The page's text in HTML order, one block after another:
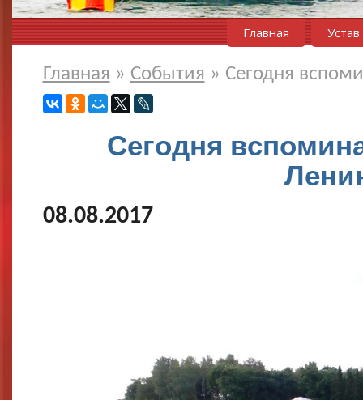
Главная Устав
Главная » События » Сегодня
Сегодня
08.08.2017